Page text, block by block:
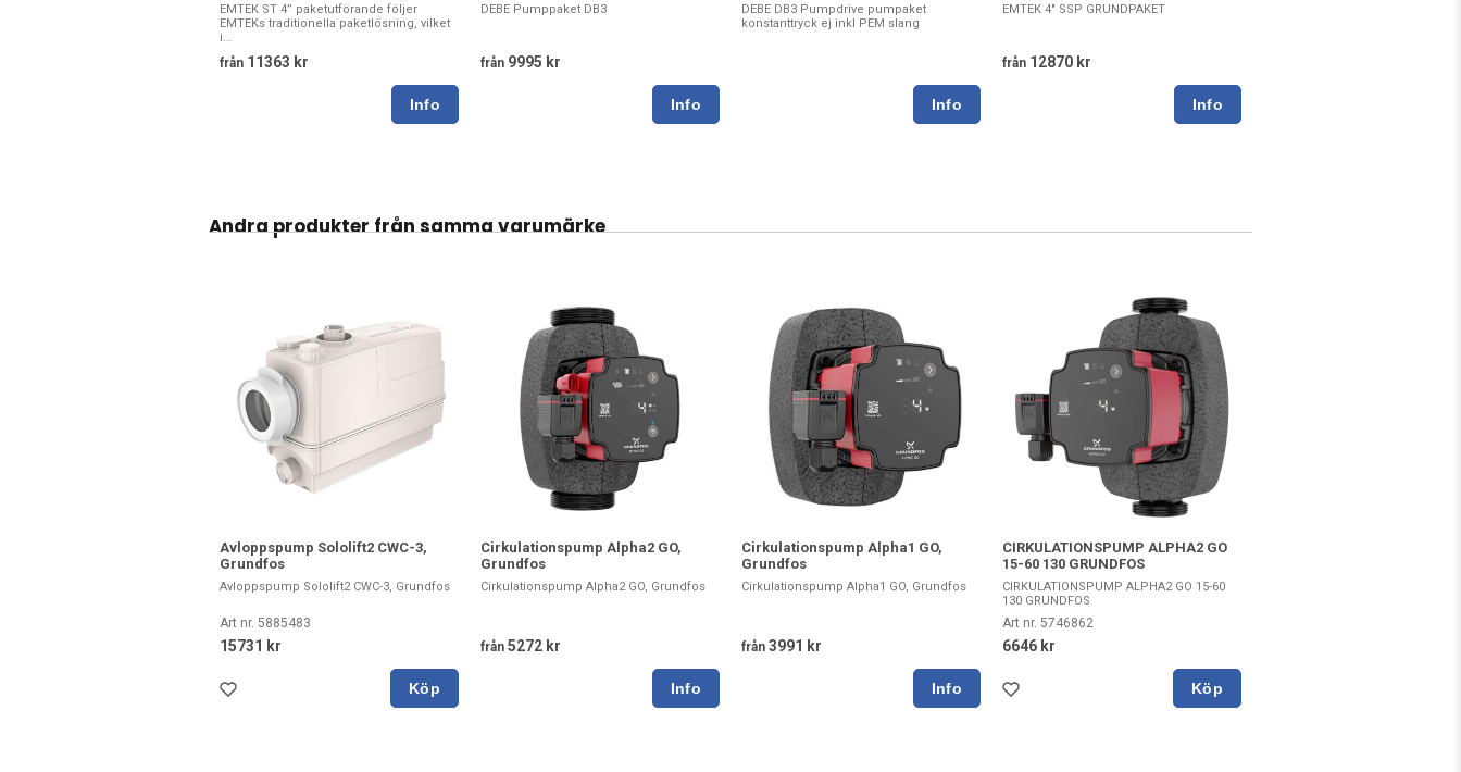
EMTEK ST 4” paketutförande följer
EMTEKs traditionella paketlösning, vilket
i...
från 11363 kr
DEBE Pumppaket DB3
från 9995 kr
DEBE DB3 Pumpdrive pumpaket
konstanttryck ej inkl PEM slang
EMTEK 4" SSP GRUNDPAKET
från 12870 kr
Andra produkter från samma varumärke
Avloppspump Sololift2 CWC-3,
Grundfos
Avloppspump Sololift2 CWC-3, Grundfos
Art nr. 5885483
15731 kr
Köp
Cirkulationspump Alpha2 GO,
Grundfos
Cirkulationspump Alpha2 GO, Grundfos
från 5272 kr
Cirkulationspump Alpha1 GO,
Grundfos
Cirkulationspump Alpha1 GO, Grundfos
från 3991 kr
CIRKULATIONSPUMP ALPHA2 GO
15-60 130 GRUNDFOS
CIRKULATIONSPUMP ALPHA2 GO 15-60
130 GRUNDFOS
Art nr. 5746862
6646 kr
Köp